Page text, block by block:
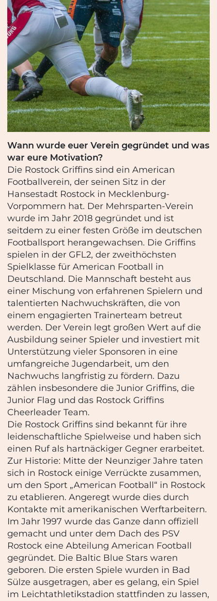
Wann wurde euer Verein gegründet und was
war eure Motivation?
Die Rostock Griffins sind ein American
Footballverein, der seinen Sitz in der
Hansestadt Rostock in Mecklenburg-
Vorpommern hat. Der Mehrsparten-Verein
wurde im Jahr 2018 gegründet und ist
seitdem zu einer festen Größe im deutschen
Footballsport herangewachsen. Die Griffins
spielen in der GFL2, der zweithöchsten
Spielklasse für American Football in
Deutschland. Die Mannschaft besteht aus
einer Mischung von erfahrenen Spielern und
talentierten Nachwuchskräften, die von
einem engagierten Trainerteam betreut
werden. Der Verein legt großen Wert auf die
Ausbildung seiner Spieler und investiert mit
Unterstützung vieler Sponsoren in eine
umfangreiche Jugendarbeit, um den
Nachwuchs langfristig zu fördern. Dazu
zählen insbesondere die Junior Griffins, die
Junior Flag und das Rostock Griffins
Cheerleader Team.
Die Rostock Griffins sind bekannt für ihre
leidenschaftliche Spielweise und haben sich
einen Ruf als hartnäckiger Gegner erarbeitet.
Zur Historie: Mitte der Neunziger Jahre taten
sich in Rostock einige Verrückte zusammen,
um den Sport „American Football“ in Rostock
zu etablieren. Angeregt wurde dies durch
Kontakte mit amerikanischen Werftarbeitern.
Im Jahr 1997 wurde das Ganze dann offiziell
gemacht und unter dem Dach des PSV
Rostock eine Abteilung American Football
gegründet. Die Baltic Blue Stars waren
geboren. Die ersten Spiele wurden in Bad
Sülze ausgetragen, aber es gelang, ein Spiel
im Leichtathletikstadion stattfinden zu lassen,